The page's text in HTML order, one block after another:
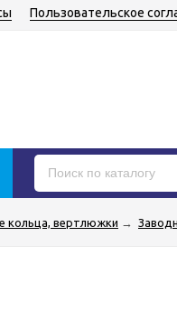
Пользовательское
кольца, вертлюжки →